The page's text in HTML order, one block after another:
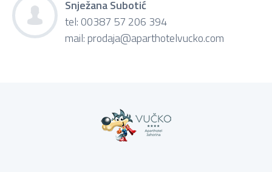
Snježana Subotić
tel: 00387 57 206 394
mail: prodaja@aparthotelvucko.com